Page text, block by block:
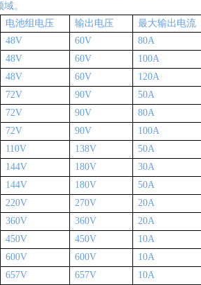
。
电池组电压 输出电压
最大输出电流
48V 60V
80A
48V 60V
100A
48V 60V
120A
72V 90V
50A
72V 90V
80A
72V 90V
100A
110V 138V
50A
144V 180V
30A
144V 180V
50A
220V 270V
20A
360V 360V
20A
450V 450V
10A
600V 600V
10A
657V 657V
10A